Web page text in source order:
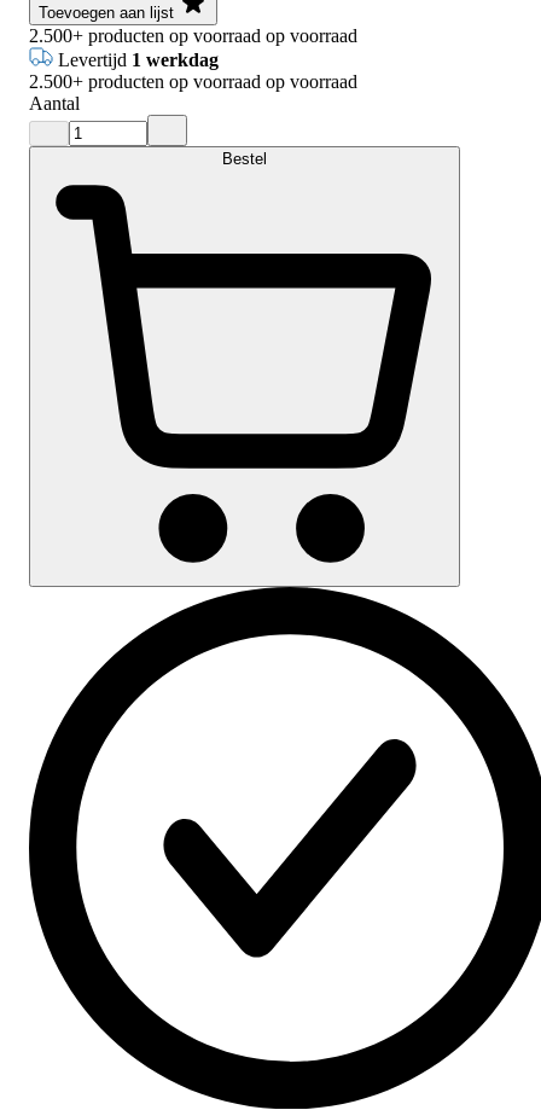
Toevoegen aan lijst
2.500+ producten op voorraad op voorraad
Levertijd 1 werkdag
2.500+ producten op voorraad op voorraad
Aantal
Bestel